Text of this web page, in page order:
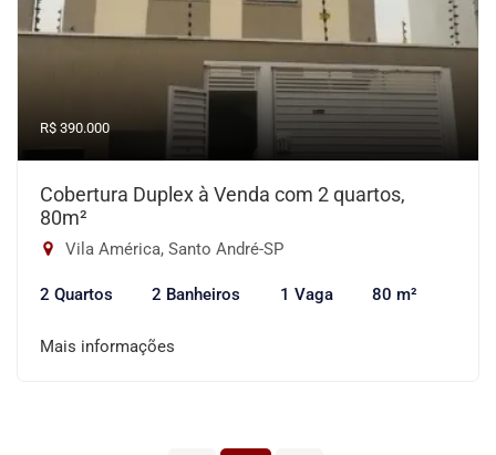
R$ 390.000
Cobertura Duplex à Venda com 2 quartos,
80m²
Vila América, Santo André-SP
2 Quartos 2 Banheiros 1 Vaga 80 m²
Mais informações